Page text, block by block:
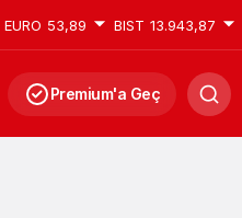
EURO 53,89 BIST 13.943,87
Premium'a Geç